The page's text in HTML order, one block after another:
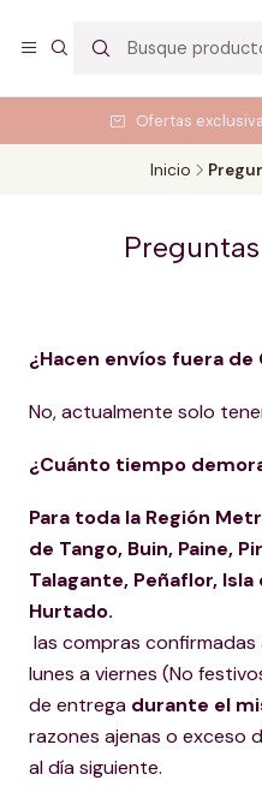
Ofertas
Inicio
¿Hacen envíos fuera de
No, actualmente solo
¿Cuánto tiempo
Para toda la Región
de Tango, Buin, Paine,
Talagante, Peñaflor,
Hurtado.
las compras confirmadas
lunes a viernes (No
de entrega durante el
razones ajenas o exceso
al día siguiente.